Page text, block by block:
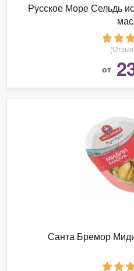
Русское Море Сельдь
от
Санта Бремор